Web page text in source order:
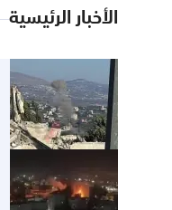
الأخبار الرئيسية